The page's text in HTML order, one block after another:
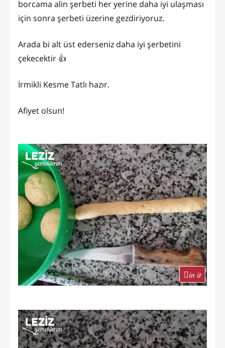
borcama alin şerbeti her yerine daha iyi ulaşması
için sonra şerbeti üzerine gezdiriyoruz.
Arada bi alt üst ederseniz daha iyi şerbetini
çekecektir 👍
İrmikli Kesme Tatlı hazır.
Afiyet olsun!
in it